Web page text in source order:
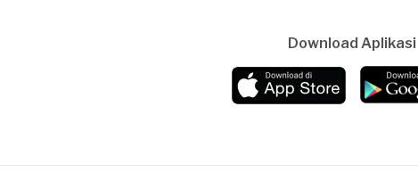
Download Aplikasi